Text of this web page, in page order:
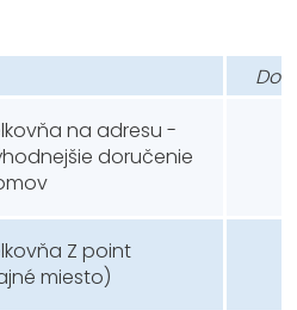
Do
na adresu -
doručenie
Z point
miesto)